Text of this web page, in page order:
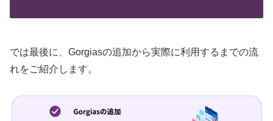
では最後に、Gorgiasの追加から実際に利用するまでの流
れをご紹介します。